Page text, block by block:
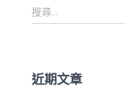
搜
尋
:
搜尋...
近期文章